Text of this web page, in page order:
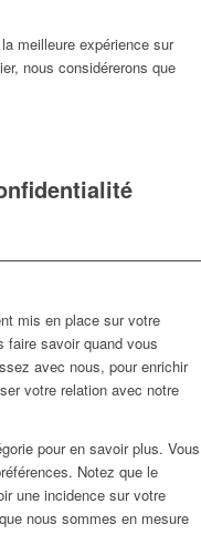
meilleure expérience sur
nous considérerons que
mis en place sur votre
faire savoir quand vous
avec nous, pour enrichir
votre relation avec notre
pour en savoir plus. Vous
Notez que le
une incidence sur votre
nous sommes en mesure